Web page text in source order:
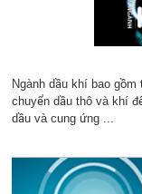
Ngành dầu khí bao
chuyển dầu thô và khí
dầu và cung ứng ...